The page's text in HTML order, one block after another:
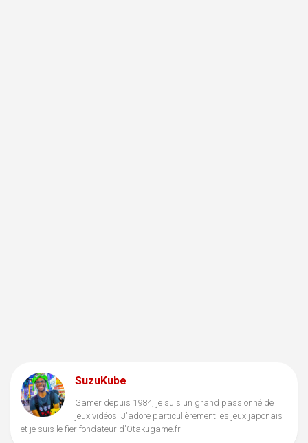
SuzuKube
Gamer depuis 1984, je suis un grand passionné de
jeux vidéos. J'adore particulièrement les jeux japonais
et je suis le fier fondateur d'Otakugame.fr !